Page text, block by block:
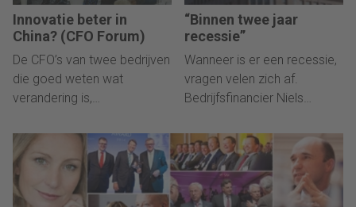
Innovatie beter in
China? (CFO Forum)
De CFO’s van twee bedrijven
die goed weten wat
verandering is,
Forum bij advocatenkantoor
Houthoff. “De wereld van de
financials gaat snel
veranderen.”
“Binnen twee jaar
recessie”
Wanneer is er een recessie,
vragen velen zich af.
Bedrijfsfinancier Niels
binnen 24 maanden.”